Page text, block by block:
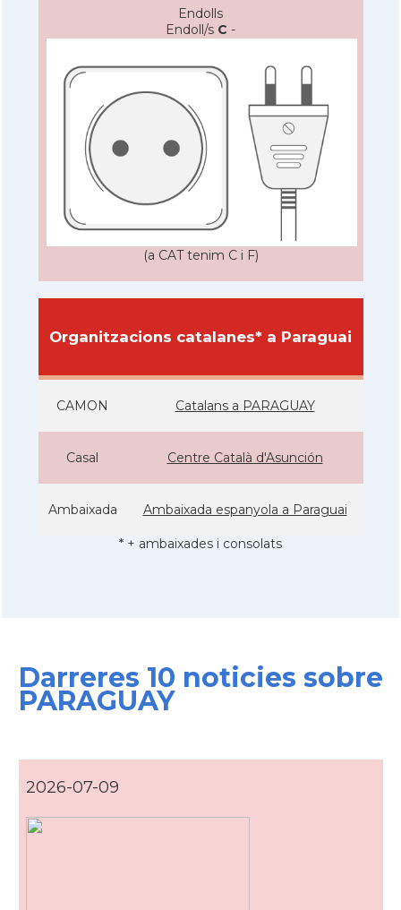
Endolls
Endoll/s C -
(a CAT tenim C i F)
Organitzacions catalanes* a Paraguai
CAMON Catalans a PARAGUAY
Casal Centre Català d'Asunción
Ambaixada Ambaixada espanyola a Paraguai
* + ambaixades i consolats
Darreres 10 noticies sobre
PARAGUAY
2026-07-09